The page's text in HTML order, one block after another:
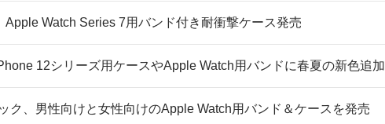
Apple Watch Series 7用バンド付き耐衝撃ケース発売
12シリーズ用ケースやApple Watch用バンドに春夏の新色追加
ク、男性向けと女性向けのApple Watch用バンド＆ケースを発売